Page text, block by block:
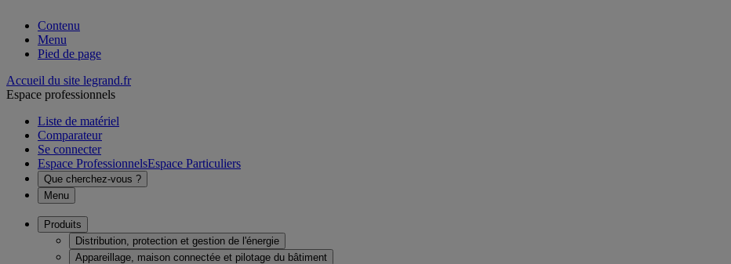
Contenu
Menu
Pied de page
Accueil du site legrand.fr
Espace professionnels
Liste de matériel
Comparateur
Se connecter
Espace ProfessionnelsEspace Particuliers
Que cherchez-vous ?
Menu
Produits
Distribution, protection et gestion de l'énergie
Appareillage, maison connectée et pilotage du bâtiment